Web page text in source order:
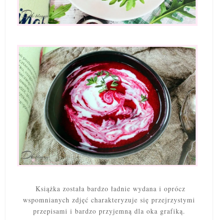
Książka została bardzo ładnie wydana i oprócz
wspomnianych zdjęć charakteryzuje się przejrzystymi
przepisami i bardzo przyjemną dla oka grafiką.